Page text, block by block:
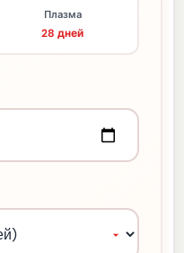
Плазма
28 дней